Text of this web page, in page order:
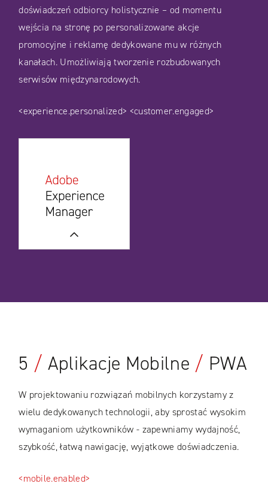
doświadczeń odbiorcy holistycznie – od momentu
wejścia na stronę po personalizowane akcje
promocyjne i reklamę dedykowane mu w różnych
kanałach. Umożliwiają tworzenie rozbudowanych
serwisów międzynarodowych.
<experience.personalized> <customer.engaged>
5 / Aplikacje Mobilne / PWA
W projektowaniu rozwiązań mobilnych korzystamy z
wielu dedykowanych technologii, aby sprostać wysokim
wymaganiom użytkowników - zapewniamy wydajność,
szybkość, łatwą nawigację, wyjątkowe doświadczenia.
<mobile.enabled>